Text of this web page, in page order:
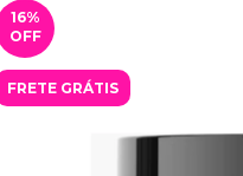
16%
OFF
FRETE GRÁTIS